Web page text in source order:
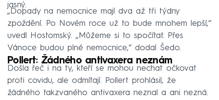
jasný.
„Dopady na nemocnice mají dva až tři týdny
zpoždění. Po Novém roce už to bude mnohem lepší,“
uvedl Hostomský. „Můžeme si to spočítat. Přes
Vánoce budou plné nemocnice,“ dodal Šedo.
Pollert: Žádného antivaxera neznám
Došla řeč i na ty, kteří se mohou nechat očkovat
proti covidu, ale odmítají. Pollert prohlásil, že
žádného takzvaného antivaxera neznal a ani nezná.